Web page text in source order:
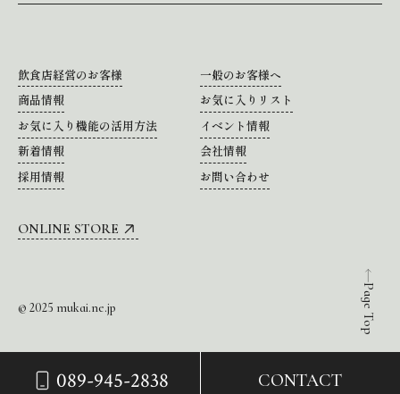
089-945-2838 CONTACT
Page Top
飲食店経営のお客様
一般のお客様へ
商品情報
お気に入りリスト
お気に入り機能の活用方法
イベント情報
新着情報
会社情報
採用情報
お問い合わせ
ONLINE STORE
© 2025 mukai.ne.jp